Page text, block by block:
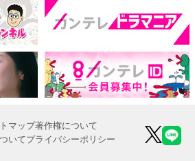
マップ著作権について
いてプライバシーポリシー